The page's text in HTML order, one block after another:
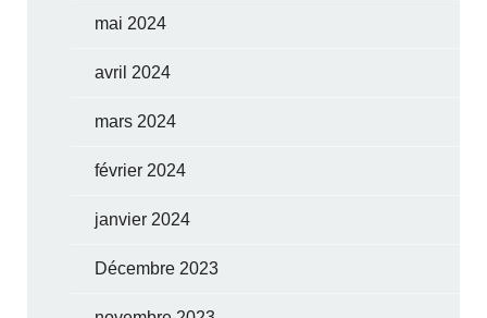
mai 2024
avril 2024
mars 2024
février 2024
janvier 2024
Décembre 2023